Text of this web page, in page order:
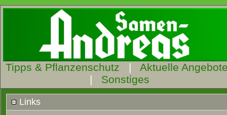
Tipps & Pflanzenschutz | Aktuelle
| Sonstiges
Links